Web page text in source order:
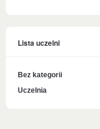
Lista uczelni
Bez kategorii
Uczelnia